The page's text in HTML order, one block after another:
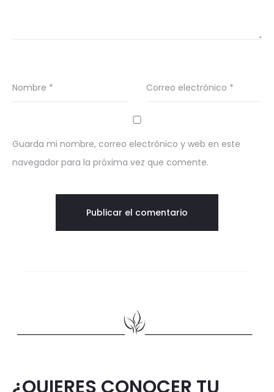
Nombre * Correo electrónico *
Guarda mi nombre, correo electrónico y web en este
navegador para la próxima vez que comente.